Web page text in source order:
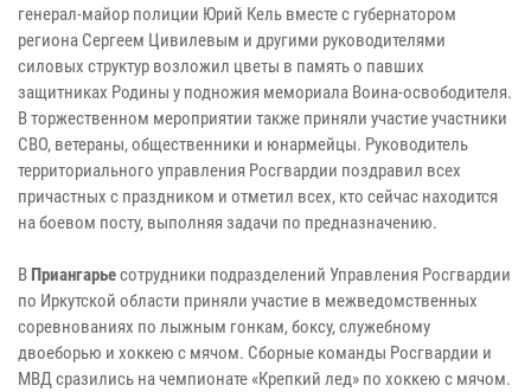
генерал-майор полиции Юрий Кель вместе с губернатором
региона Сергеем Цивилевым и другими руководителями
силовых структур возложил цветы в память о павших
защитниках Родины у подножия мемориала Воина-освободителя.
В торжественном мероприятии также приняли участие участники
СВО, ветераны, общественники и юнармейцы. Руководитель
территориального управления Росгвардии поздравил всех
причастных с праздником и отметил всех, кто сейчас находится
на боевом посту, выполняя задачи по предназначению.
В Приангарьесотрудники подразделений Управления Росгвардии
по Иркутской области приняли участие в межведомственных
соревнованиях по лыжным гонкам, боксу, служебному
двоеборью и хоккею с мячом. Сборные команды Росгвардии и
МВД сразились на чемпионате «Крепкий лед» по хоккею с мячом.